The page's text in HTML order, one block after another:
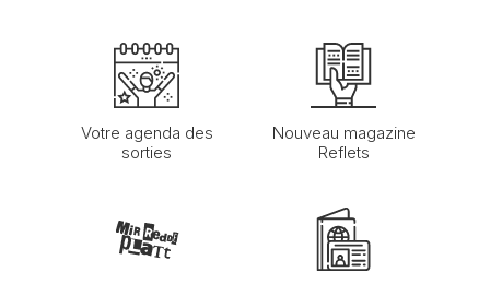
Votre agenda des
sorties
Nouveau magazine
Reflets